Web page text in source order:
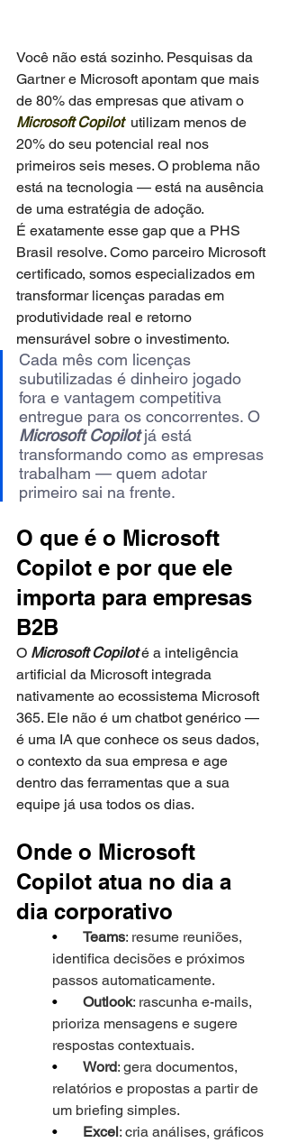
Você não está sozinho. Pesquisas da
Gartner e Microsoft apontam que mais
de 80% das empresas que ativam o
Microsoft Copilot utilizam menos de
20% do seu potencial real nos
primeiros seis meses. O problema não
está na tecnologia — está na ausência
de uma estratégia de adoção.
É exatamente esse gap que a PHS
Brasil resolve. Como parceiro Microsoft
certificado, somos especializados em
transformar licenças paradas em
produtividade real e retorno
mensurável sobre o investimento.
Cada mês com licenças
subutilizadas é dinheiro jogado
fora e vantagem competitiva
entregue para os concorrentes. O
Microsoft Copilot já está
transformando como as empresas
trabalham — quem adotar
primeiro sai na frente.
O que é o Microsoft
Copilot e por que ele
importa para empresas
B2B
O Microsoft Copilot é a inteligência
artificial da Microsoft integrada
nativamente ao ecossistema Microsoft
365. Ele não é um chatbot genérico —
é uma IA que conhece os seus dados,
o contexto da sua empresa e age
dentro das ferramentas que a sua
equipe já usa todos os dias.
Onde o Microsoft
Copilot atua no dia a
dia corporativo
• Teams: resume reuniões,
identifica decisões e próximos
passos automaticamente.
• Outlook: rascunha e-mails,
prioriza mensagens e sugere
respostas contextuais.
• Word: gera documentos,
relatórios e propostas a partir de
um briefing simples.
• Excel: cria análises, gráficos